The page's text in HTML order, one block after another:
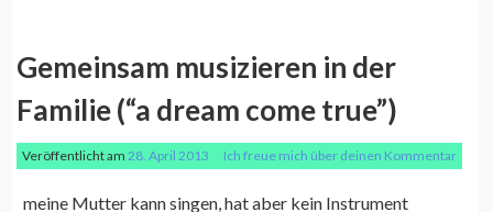
Gemeinsam musizieren in der
Familie (“a dream come true”)
Veröffentlicht am28. April 2013 Ich freue mich über deinen Kommentar
meine Mutter kann singen, hat aber kein Instrument